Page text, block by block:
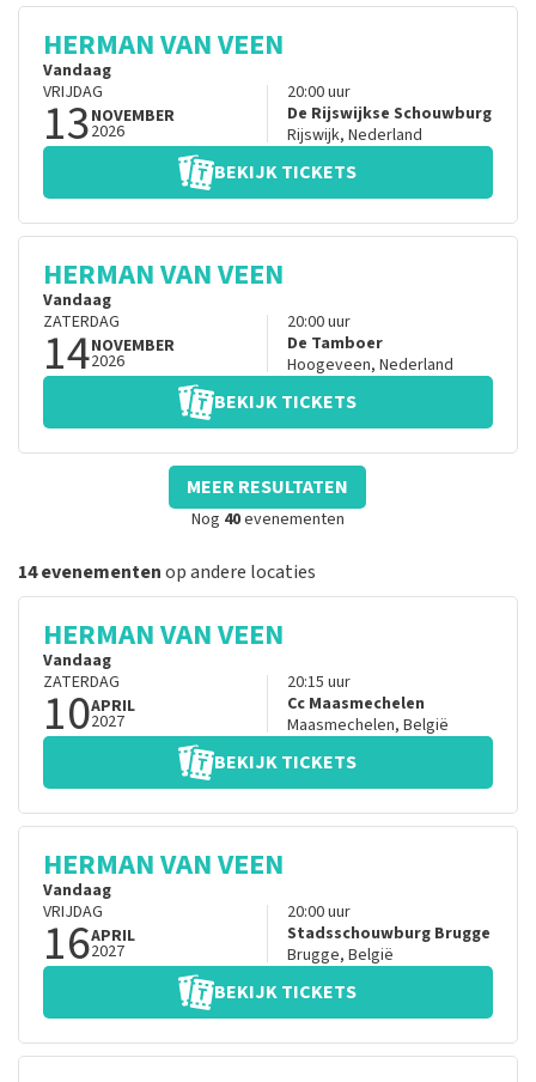
HERMAN VAN VEEN
Vandaag
VRIJDAG
13NOVEMBER
2026
20:00uur
De Rijswijkse Schouwburg
Rijswijk, Nederland
BEKIJK TICKETS
HERMAN VAN VEEN
Vandaag
ZATERDAG
14NOVEMBER
2026
20:00uur
De Tamboer
Hoogeveen, Nederland
BEKIJK TICKETS
MEER RESULTATEN
Nog 40evenementen
14 evenementenop andere locaties
HERMAN VAN VEEN
Vandaag
ZATERDAG
10APRIL
2027
20:15 uur
Cc Maasmechelen
Maasmechelen, België
BEKIJK TICKETS
HERMAN VAN VEEN
Vandaag
VRIJDAG
16APRIL
2027
20:00uur
Stadsschouwburg Brugge
Brugge, België
BEKIJK TICKETS